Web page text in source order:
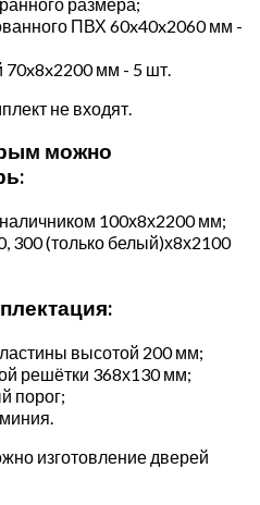
ПВХ 60x40x2060 мм -
мм - 5 шт.
не входят.
можно
100х8х2200 мм;
300 (только белый)х8х2100
высотой 200 мм;
решётки 368х130 мм;
порог;
изготовление дверей